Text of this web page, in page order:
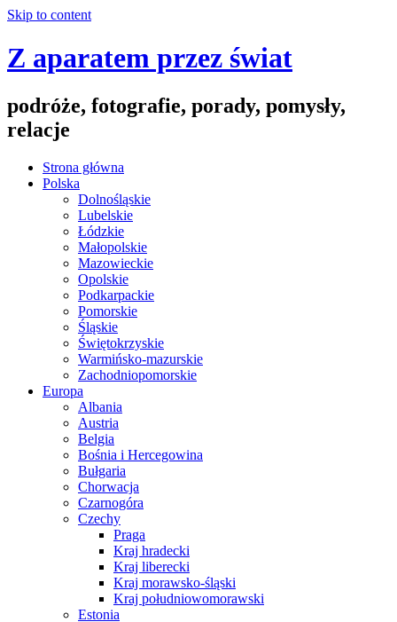
Skip to content
Z aparatem przez świat
podróże, fotografie, porady, pomysły,
relacje
Strona główna
Polska
Dolnośląskie
Lubelskie
Łódzkie
Małopolskie
Mazowieckie
Opolskie
Podkarpackie
Pomorskie
Śląskie
Świętokrzyskie
Warmińsko-mazurskie
Zachodniopomorskie
Europa
Albania
Austria
Belgia
Bośnia i Hercegowina
Bułgaria
Chorwacja
Czarnogóra
Czechy
Praga
Kraj hradecki
Kraj liberecki
Kraj morawsko-śląski
Kraj południowomorawski
Estonia